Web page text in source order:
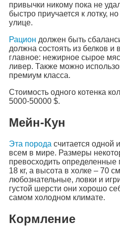
привычки никому пока не
быстро приучается к лотку,
улице.
Рацион должен быть
должна состоять из белков
главное: нежирное сырое
ливер. Также можно
премиум класса.
Стоимость одного котенка
5000-50000 $.
Мейн-Кун
Эта порода считается одной
всем в мире. Размеры
превосходить
18 кг, а высота в холке – 70
любознательные, ловки и
густой шерсти они хорошо
самом холодном климате.
Кормление